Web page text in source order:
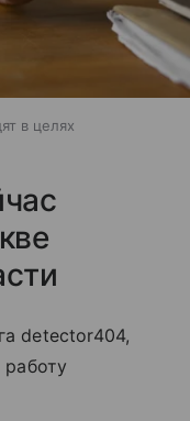
в целях
detector404,